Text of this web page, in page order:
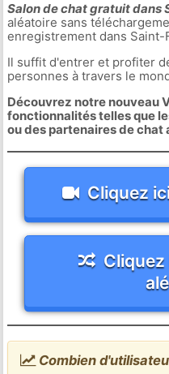
Salon de chat gratuit dans
aléatoire sans
enregistrement dans Saint-
Il suffit d'entrer et profiter
personnes à travers le
Découvrez notre nouveau
fonctionnalités telles que
ou des partenaires de chat
Cliquez
Combien